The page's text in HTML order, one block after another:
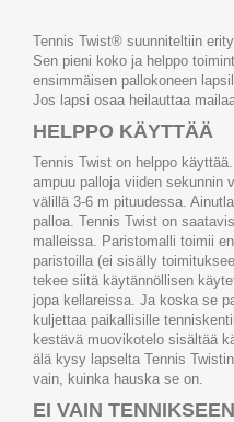
Tennis Twist® suunniteltiin
Sen pieni koko ja helppo
ensimmäisen pallokoneen
Jos lapsi osaa heilauttaa
HELPPO KÄYTTÄÄ
Tennis Twist on helppo
ampuu palloja viiden sekunnin
välillä 3-6 m pituudessa.
palloa. Tennis Twist on
malleissa. Paristomalli toimii
paristoilla (ei sisälly
tekee siitä käytännöllisen
jopa kellareissa. Ja koska se
kuljettaa paikallisille
kestävä muovikotelo sisältää
älä kysy lapselta Tennis
vain, kuinka hauska se on.
EI VAIN TENNIKSEEN